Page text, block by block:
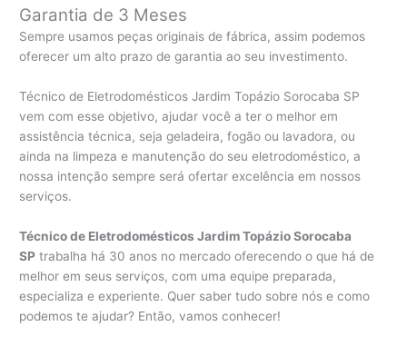
Garantia de 3 Meses
Sempre usamos peças originais de fábrica, assim podemos
oferecer um alto prazo de garantia ao seu investimento.
Técnico de Eletrodomésticos Jardim Topázio Sorocaba SP
vem com esse objetivo, ajudar você a ter o melhor em
assistência técnica, seja geladeira, fogão ou lavadora, ou
ainda na limpeza e manutenção do seu eletrodoméstico, a
nossa intenção sempre será ofertar excelência em nossos
serviços.
Técnico de Eletrodomésticos Jardim Topázio Sorocaba
SP trabalha há 30 anos no mercado oferecendo o que há de
melhor em seus serviços, com uma equipe preparada,
especializa e experiente. Quer saber tudo sobre nós e como
podemos te ajudar? Então, vamos conhecer!